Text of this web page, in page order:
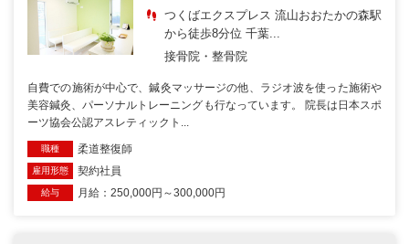
つくばエクスプレス 流山おおたかの森駅
から徒歩8分位 千葉...
接骨院・整骨院
自費での施術が中心で、鍼灸マッサージの他、ラジオ波を使った施術や
美容鍼灸、パーソナルトレーニングも行なっています。 院長は日本スポ
ーツ協会公認アスレティックト...
職種 柔道整復師
雇用形態 契約社員
給与 月給：250,000円～300,000円